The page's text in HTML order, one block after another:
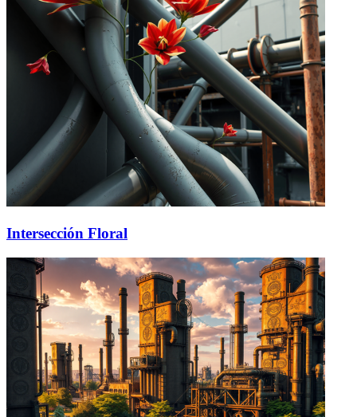
Intersección Floral